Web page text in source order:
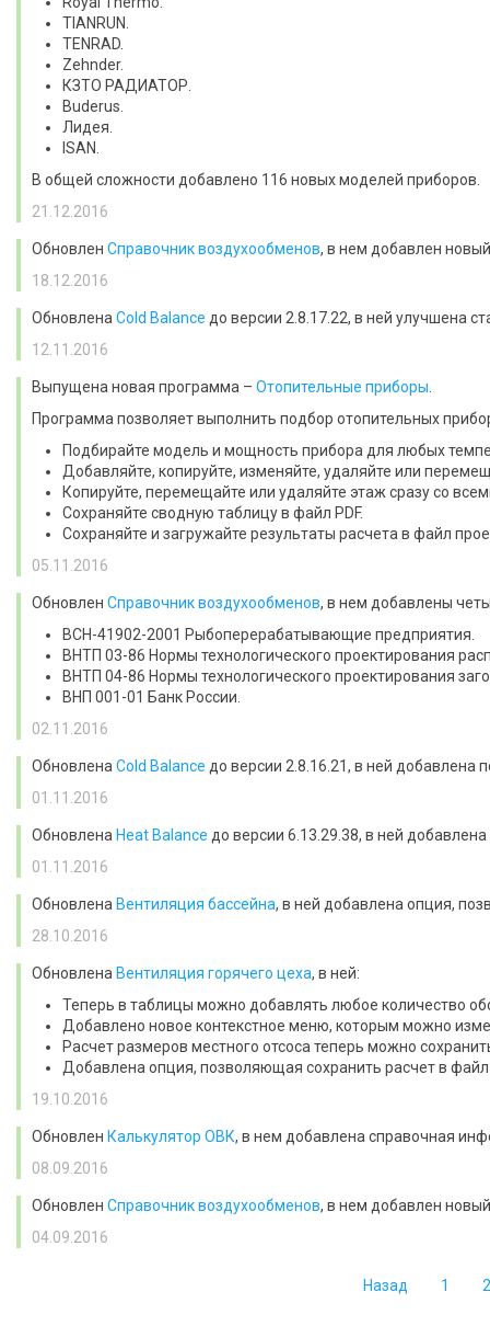
TIANRUN.
TENRAD.
Zehnder.
КЗТО РАДИАТОР.
Buderus.
Лидея.
ISAN.
В общей сложности добавлено 116 новых моделей приборов.
21.12.2016
Обновлен Справочник воздухообменов, в нем добавлен
18.12.2016
Обновлена Cold Balance до версии 2.8.17.22, в ней улучшена
12.11.2016
Выпущена новая программа – Отопительные приборы
Программа позволяет выполнить подбор отопительных
Подбирайте модель и мощность прибора для любых
Добавляйте, копируйте, изменяйте, удаляйте или
Копируйте, перемещайте или удаляйте этаж сразу со
Сохраняйте сводную таблицу в файл PDF.
Сохраняйте и загружайте результаты расчета в файл
05.11.2016
Обновлен Справочник воздухообменов, в нем добавлены
ВСН-41902-2001 Рыбоперерабатывающие предприятия.
ВНТП 03-86 Нормы технологического проектирования
ВНТП 04-86 Нормы технологического проектирования
ВНП 001-01 Банк России.
02.11.2016
Обновлена Cold Balance до версии 2.8.16.21, в ней добавлена
01.11.2016
Обновлена Heat Balance до версии 6.13.29.38, в ней
01.11.2016
Обновлена Вентиляция бассейна, в ней добавлена опция,
28.10.2016
Обновлена Вентиляция горячего цеха, в ней:
Теперь в таблицы можно добавлять любое количество
Добавлено новое контекстное меню, которым можно
Расчет размеров местного отсоса теперь можно
Добавлена опция, позволяющая сохранить расчет в файл
19.10.2016
Обновлен Калькулятор ОВК, в нем добавлена справочная
08.09.2016
Обновлен Справочник воздухообменов, в нем добавлен
04.09.2016
Назад 1 2